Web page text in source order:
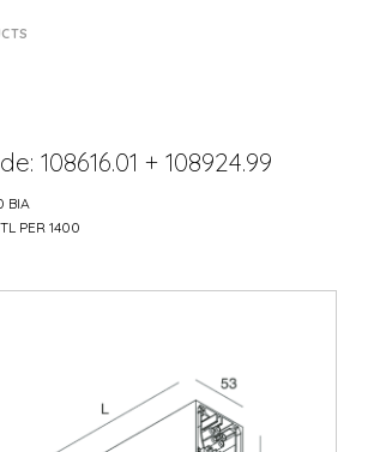
108616.01 + 108924.99
BIA
PER 1400